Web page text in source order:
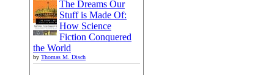
The Dreams Our
Stuff is Made Of:
How Science
Fiction Conquered
the World
by Thomas M. Disch